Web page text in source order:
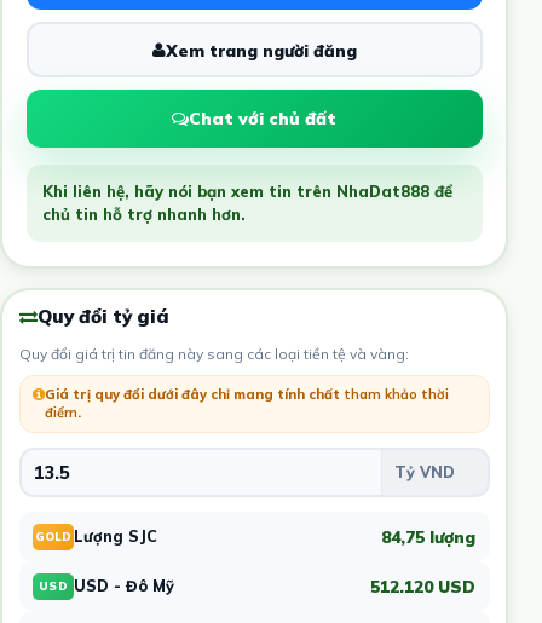
Xem trang người đăng
Chat với chủ đất
Khi liên hệ, hãy nói bạn xem tin trên NhaDat888 để
chủ tin hỗ trợ nhanh hơn.
Quy đổi tỷ giá
Quy đổi giá trị tin đăng này sang các loại tiền tệ và vàng:
Giá trị quy đổi dưới đây chỉ mang tính chất tham khảo thời
điểm.
GOLD Lượng SJC 84,75 lượng
USD USD - Đô Mỹ 512.120 USD